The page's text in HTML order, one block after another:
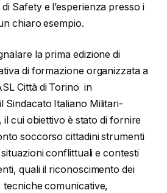
Safety e l’esperienza presso i
chiaro esempio.
la prima edizione di
di formazione organizzata a
Città di Torino in
Sindacato Italiano Militari-
il cui obiettivo è stato di fornire
soccorso cittadini strumenti
conflittuali e contesti
quali il riconoscimento dei
tecniche comunicative,